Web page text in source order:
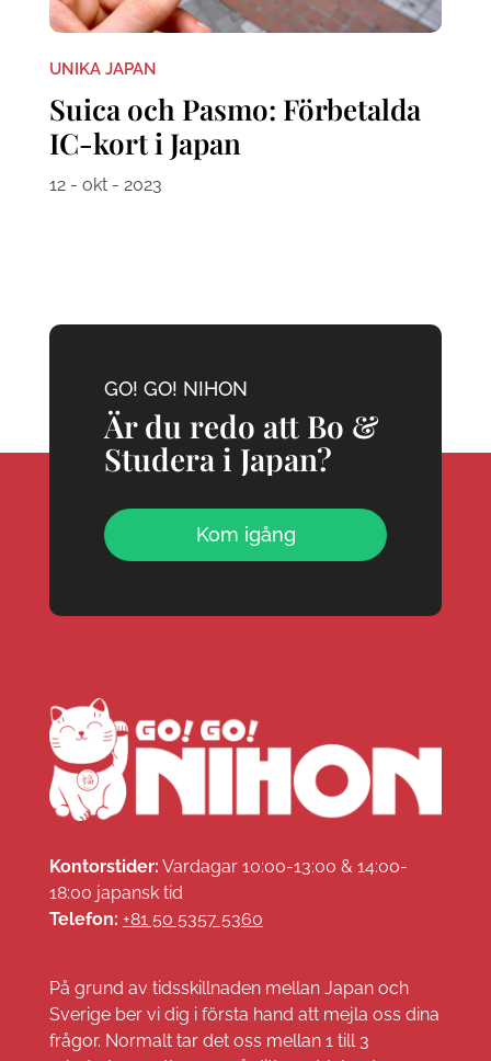
UNIKA JAPAN
Suica och Pasmo: Förbetalda
IC-kort i Japan
12 - okt - 2023
GO! GO! NIHON
Är du redo att Bo &
Studera i Japan?
Kom igång
Kontorstider: Vardagar 10:00-13:00 & 14:00-
18:00 japansk tid
Telefon: +81 50 5357 5360
På grund av tidsskillnaden mellan Japan och
Sverige ber vi dig i första hand att mejla oss dina
frågor. Normalt tar det oss mellan 1 till 3